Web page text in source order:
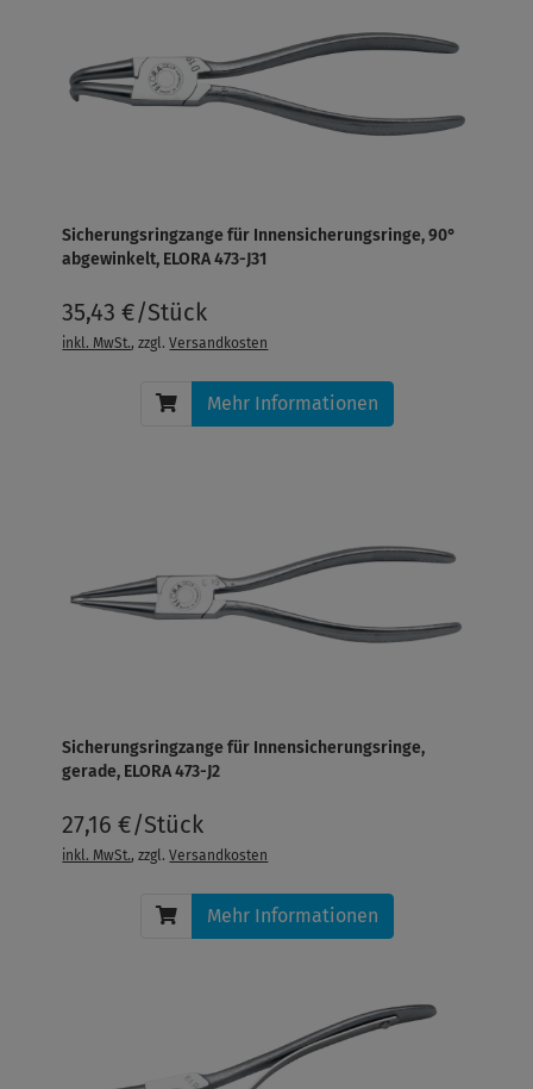
Sicherungsringzange für Innensicherungsringe, 90°
abgewinkelt, ELORA 473-J31
35,43 €/Stück
inkl. MwSt., zzgl.Versandkosten
Mehr Informationen
Sicherungsringzange für Innensicherungsringe,
gerade, ELORA 473-J2
27,16 €/Stück
inkl. MwSt., zzgl.Versandkosten
Mehr Informationen